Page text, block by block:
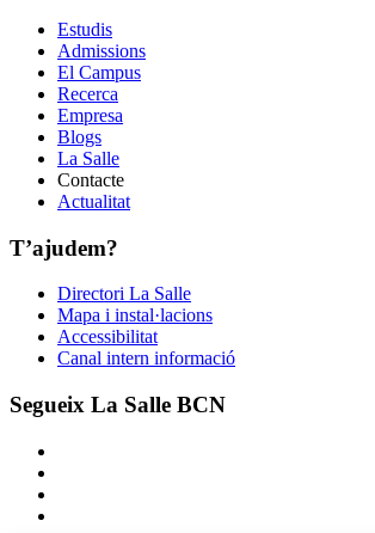
Estudis
Admissions
El Campus
Recerca
Empresa
Blogs
La Salle
Contacte
Actualitat
T’ajudem?
Directori La Salle
Mapa i instal·lacions
Accessibilitat
Canal intern informació
Segueix La Salle BCN